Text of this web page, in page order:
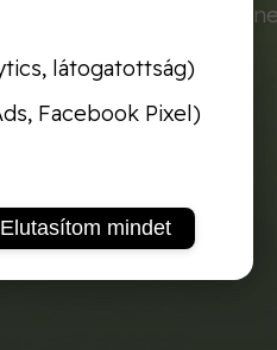
is látványosan
látogatottság)
Facebook Pixel)
Elutasítom mindet